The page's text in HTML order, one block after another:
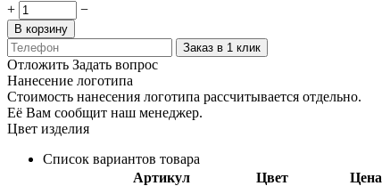
+
−
В корзину
Заказ в 1 клик
Отложить Задать вопрос
Нанесение логотипа
Стоимость нанесения логотипа рассчитывается отдельно.
Её Вам сообщит наш менеджер.
Цвет изделия
Список вариантов товара
Артикул
Цвет Цена